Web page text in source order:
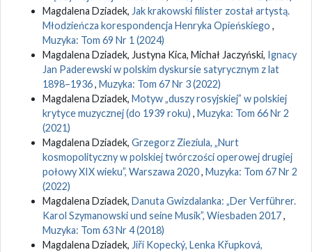
Magdalena Dziadek, Jak krakowski filister został artystą.
Młodzieńcza korespondencja Henryka Opieńskiego ,
Muzyka: Tom 69 Nr 1 (2024)
Magdalena Dziadek, Justyna Kica, Michał Jaczyński, Ignacy
Jan Paderewski w polskim dyskursie satyrycznym z lat
1898–1936, Muzyka: Tom 67 Nr 3 (2022)
Magdalena Dziadek, Motyw „duszy rosyjskiej” w polskiej
krytyce muzycznej (do 1939 roku) , Muzyka: Tom 66 Nr 2
(2021)
Magdalena Dziadek, Grzegorz Zieziula, „Nurt
kosmopolityczny w polskiej twórczości operowej drugiej
połowy XIX wieku”, Warszawa 2020, Muzyka: Tom 67 Nr 2
(2022)
Magdalena Dziadek, Danuta Gwizdalanka: „Der Verführer.
Karol Szymanowski und seine Musik”, Wiesbaden 2017,
Muzyka: Tom 63 Nr 4 (2018)
Magdalena Dziadek, Jiří Kopecký, Lenka Křupková,